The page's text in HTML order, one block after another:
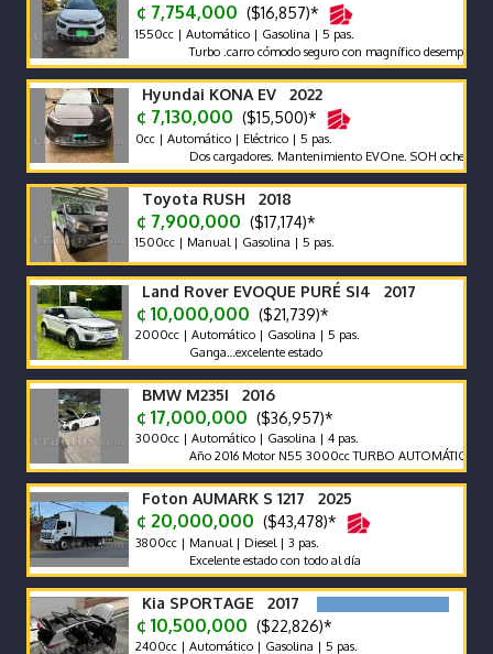
¢ 7,754,000 ($16,857)*
1550cc | Automático | Gasolina | 5 pas.
Turbo .carro cómodo seguro con magnífico desempeño
Hyundai KONA EV 2022
¢ 7,130,000 ($15,500)*
0cc | Automático | Eléctrico | 5 pas.
Dos cargadores. Mantenimiento EVOne. SOH ochenta y
Toyota RUSH 2018
¢ 7,900,000 ($17,174)*
1500cc | Manual | Gasolina | 5 pas.
Land Rover EVOQUE PURÉ SI4 2017
¢ 10,000,000 ($21,739)*
2000cc | Automático | Gasolina | 5 pas.
Ganga…excelente estado
BMW M235I 2016
¢ 17,000,000 ($36,957)*
3000cc | Automático | Gasolina | 4 pas.
Año 2016 Motor N55 3000cc TURBO AUTOMÁTICO
Foton AUMARK S 1217 2025
¢ 20,000,000 ($43,478)*
3800cc | Manual | Diesel | 3 pas.
Excelente estado con todo al día
Kia SPORTAGE 2017
¢ 10,500,000 ($22,826)*
2400cc | Automático | Gasolina | 5 pas.